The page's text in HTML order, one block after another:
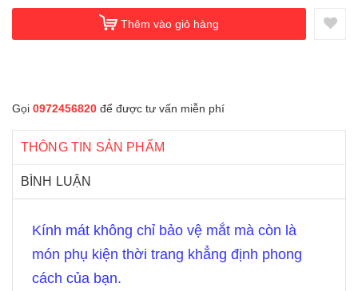
Thêm vào giỏ hàng
Gọi 0972456820 để được tư vấn miễn phí
THÔNG TIN SẢN PHẨM
BÌNH LUẬN
Kính mát không chỉ bảo vệ mắt mà còn là
món phụ kiện thời trang khẳng định phong
cách của bạn.